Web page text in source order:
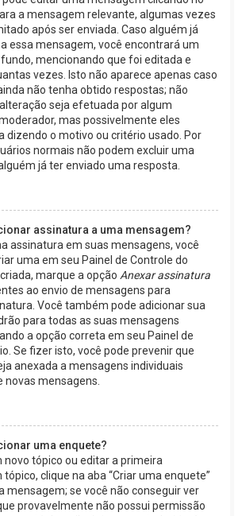
a mensagem relevante, algumas vezes
após ser enviada. Caso alguém já
essa mensagem, você encontrará um
mencionando que foi editada e
vezes. Isto não aparece apenas caso
não tenha obtido respostas; não
seja efetuada por algum
mas possivelmente eles
dizendo o motivo ou critério usado. Por
normais não podem excluir uma
já ter enviado uma resposta.
assinatura a uma mensagem?
assinatura em suas mensagens, você
uma em seu Painel de Controle do
marque a opção Anexar assinatura
ao envio de mensagens para
Você também pode adicionar sua
para todas as suas mensagens
a opção correta em seu Painel de
Se fizer isto, você pode prevenir que
anexada a mensagens individuais
novas mensagens.
uma enquete?
novo tópico ou editar a primeira
clique na aba “Criar uma enquete”
mensagem; se você não conseguir ver
provavelmente não possui permissão